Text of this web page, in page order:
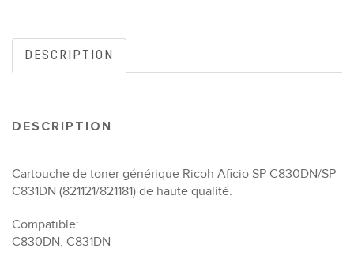
DESCRIPTION
DESCRIPTION
Cartouche de toner générique Ricoh Aficio SP-C830DN/SP-
C831DN (821121/821181) de haute qualité.
Compatible:
C830DN, C831DN